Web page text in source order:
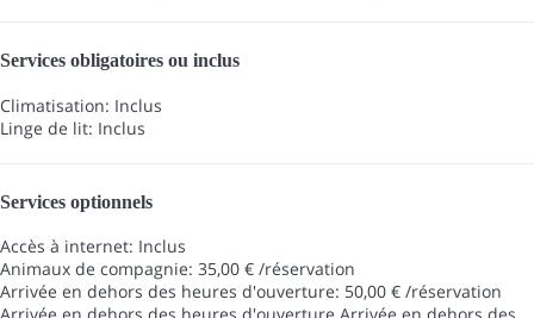
Services obligatoires ou inclus
Climatisation: Inclus
Linge de lit: Inclus
Services optionnels
Accès à internet: Inclus
Animaux de compagnie: 35,00 € /réservation
Arrivée en dehors des heures d'ouverture: 50,00 € /réservation